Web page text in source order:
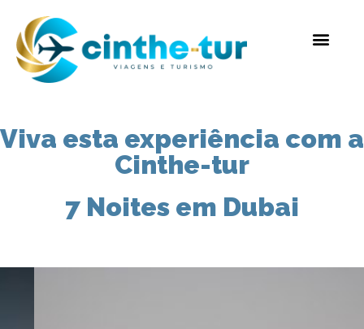
Viva esta experiência com a
Cinthe-tur
7 Noites em Dubai